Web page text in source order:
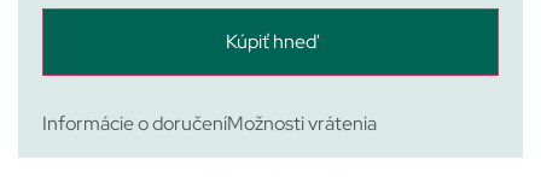
Kúpiť hneď
Informácie o doručeníMožnosti vrátenia